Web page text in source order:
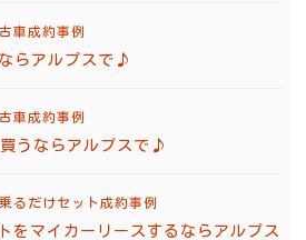
車成約事例
らアルプスで♪
車成約事例
うならアルプスで♪
るだけセット成約事例
マイカーリースするならアルプス